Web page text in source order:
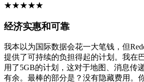
★★★★★
经济实惠和可靠
我本以为国际数据会花一大笔钱，但
提供了可持续的负担得起的计划。我在
用了5GB的计划，这对于地图、消息传
有余。最棒的部分是？没有隐藏费用。